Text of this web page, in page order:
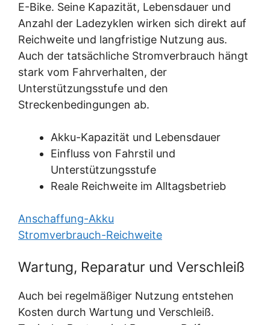
E-Bike. Seine Kapazität, Lebensdauer und
Anzahl der Ladezyklen wirken sich direkt auf
Reichweite und langfristige Nutzung aus.
Auch der tatsächliche Stromverbrauch hängt
stark vom Fahrverhalten, der
Unterstützungsstufe und den
Streckenbedingungen ab.
Akku-Kapazität und Lebensdauer
Einfluss von Fahrstil und
Unterstützungsstufe
Reale Reichweite im Alltagsbetrieb
Anschaffung-Akku
Stromverbrauch-Reichweite
Wartung, Reparatur und Verschleiß
Auch bei regelmäßiger Nutzung entstehen
Kosten durch Wartung und Verschleiß.